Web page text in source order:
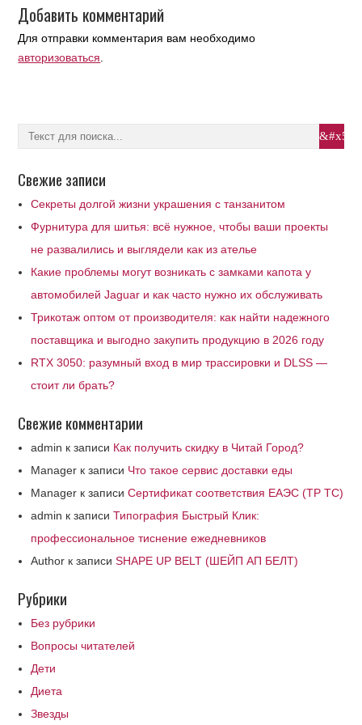
Добавить комментарий
Для отправки комментария вам необходимо
авторизоваться
Свежие записи
Секреты долгой жизни украшения с танзанитом
Фурнитура для шитья: всё нужное, чтобы ваши проекты
не развалились и выглядели как из ателье
Какие проблемы могут возникать с замками капота у
автомобилей Jaguar и как часто нужно их обслуживать
Трикотаж оптом от производителя: как найти надежного
поставщика и выгодно закупить продукцию в 2026 году
RTX 3050: разумный вход в мир трассировки и DLSS —
стоит ли брать?
Свежие комментарии
admin к записи Как получить скидку в Читай Город?
Manager к записи Что такое сервис доставки еды
Manager к записиСертификат соответствия ЕАЭС (ТР ТС)
admin к записиТипография Быстрый Клик:
профессиональное тиснение ежедневников
Author к записиSHAPE UP BELT (ШЕЙП АП БЕЛТ)
Рубрики
Без рубрики
Вопросы читателей
Дети
Диета
Звезды